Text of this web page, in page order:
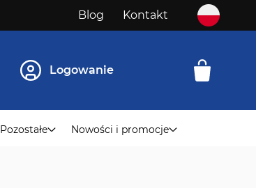
Blog Kontakt
Logowanie
Pozostałe Nowości i promocje